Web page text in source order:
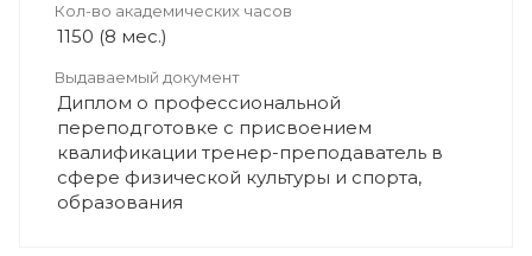
Кол-во академических часов
1150 (8 мес.)
Выдаваемый документ
Диплом о профессиональной
переподготовке с присвоением
квалификации тренер-преподаватель в
сфере физической культуры и спорта,
образования